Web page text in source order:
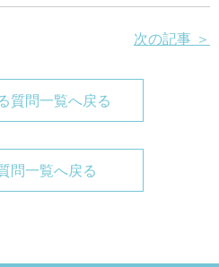
次の記事 ＞
質問一覧へ戻る
問一覧へ戻る